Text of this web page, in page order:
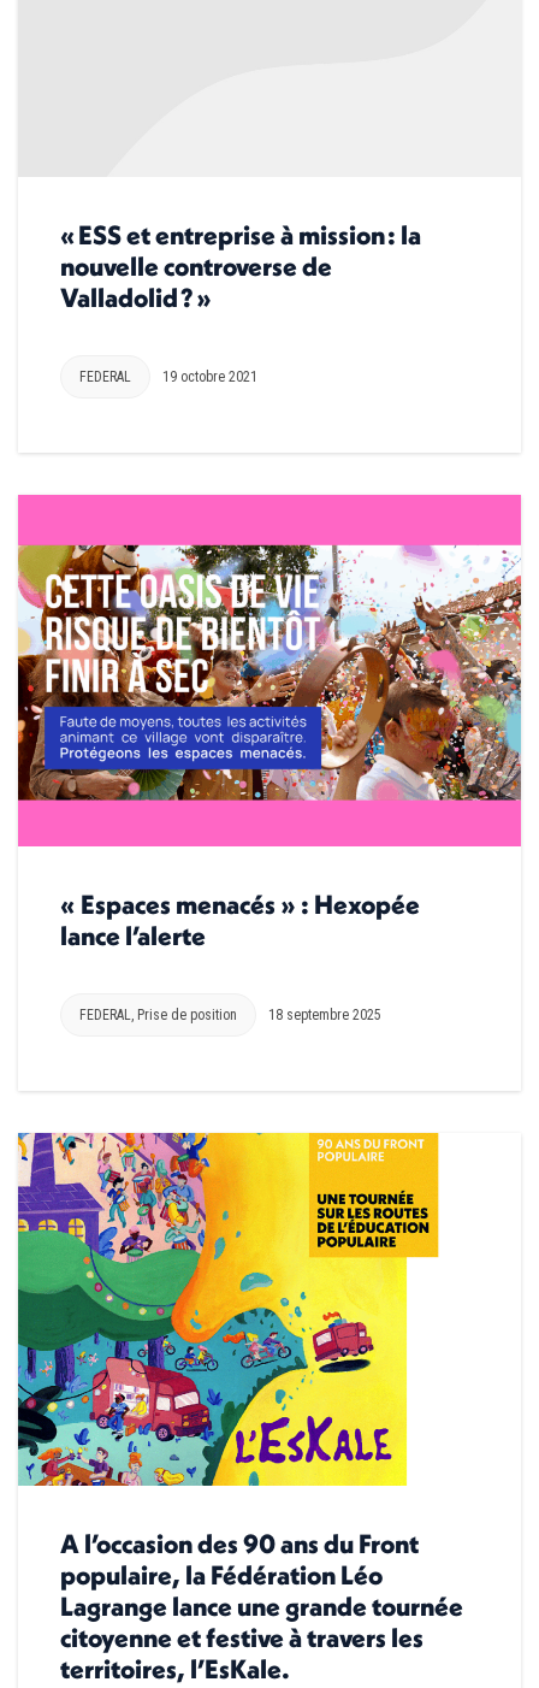
« ESS et entreprise à mission : la
nouvelle controverse de
Valladolid ? »
FEDERAL 19 octobre 2021
« Espaces menacés » : Hexopée
lance l’alerte
FEDERAL, Prise de position 18 septembre 2025
A l’occasion des 90 ans du Front
populaire, la Fédération Léo
Lagrange lance une grande tournée
citoyenne et festive à travers les
territoires, l’EsKale.